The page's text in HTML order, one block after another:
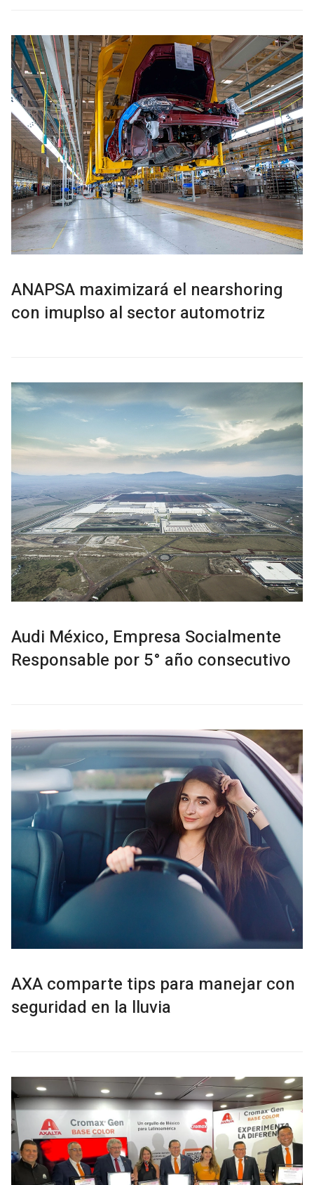
ANAPSA maximizará el nearshoring
con imuplso al sector automotriz
Audi México, Empresa Socialmente
Responsable por 5° año consecutivo
AXA comparte tips para manejar con
seguridad en la lluvia